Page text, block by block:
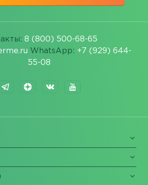
8 (800) 500-68-65
WhatsApp: +7 (929) 644-
55-08